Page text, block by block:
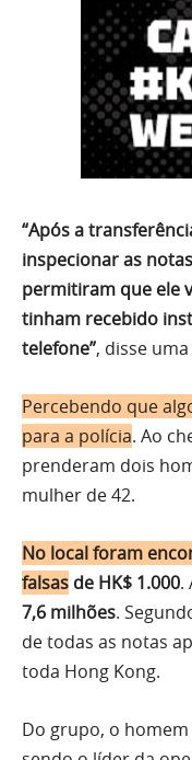
“Após a
inspecionar as
permitiram que ele
tinham recebido
telefone”, disse
Percebendo que
para a polícia. Ao
prenderam dois
mulher de 42.
No local foram
falsas de HK$ 1.000.
7,6 milhões.
de todas as notas
toda Hong Kong.
Do grupo, o